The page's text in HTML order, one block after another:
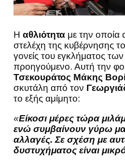
Η αθλιότητα με την οποία
στελέχη της κυβέρνησης
γονείς του εγκλήματος
προηγούμενο. Αυτή την
Τσεκουράτος Μάκης
σκυτάλη από τον
το εξής αμίμητο:
«Είκοσι μέρες τώρα
ενώ συμβαίνουν γύρω
αλλαγές. Σε σχέση με
δυστυχήματος είναι